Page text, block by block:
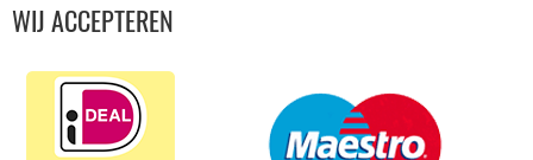
WIJ ACCEPTEREN